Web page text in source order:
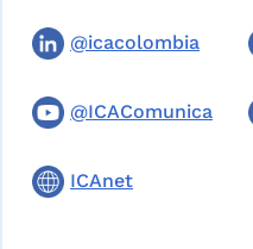
@icacolombia
@ICAComunica
ICAnet